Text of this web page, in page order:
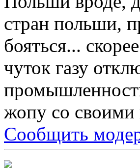
стран польши,
бояться...
чуток газу
жопу со своими
Сообщить